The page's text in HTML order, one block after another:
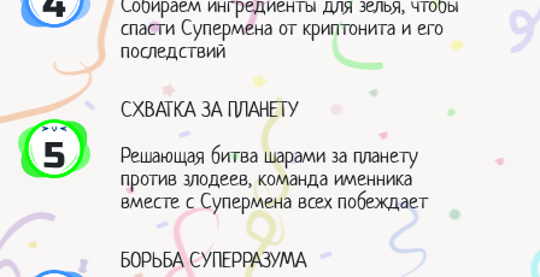
спасти Супермена от криптонита и его
последствий
5
СХВАТКА ЗА ПЛАНЕТУ
Решающая битва шарами за планету
против злодеев, команда именника
вместе с Супермена всех побеждает
БОРЬБА СУПЕРРАЗУМА